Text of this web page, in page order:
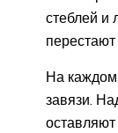
стеблей и
перестают
На каждом
завязи.